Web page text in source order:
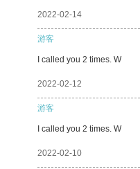
2022-02-14
游客
I called you 2 times. W
2022-02-12
游客
I called you 2 times. W
2022-02-10